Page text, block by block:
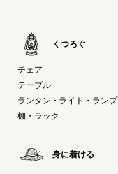
くつろぐ
チェア
テーブル
ランタン・ライト・ランプ
棚・ラック
身に着ける